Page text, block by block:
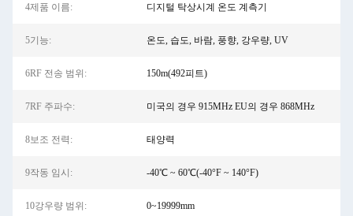
4제품 이름: 디지털 탁상시계 온도 계측기
5기능: 온도, 습도, 바람, 풍향, 강우량, UV
6RF 전송 범위: 150m(492피트)
7RF 주파수: 미국의 경우 915MHz EU의 경우 868MHz
8보조 전력: 태양력
9작동 임시: -40℃ ~ 60℃(-40°F ~ 140°F)
10강우량 범위: 0~19999mm